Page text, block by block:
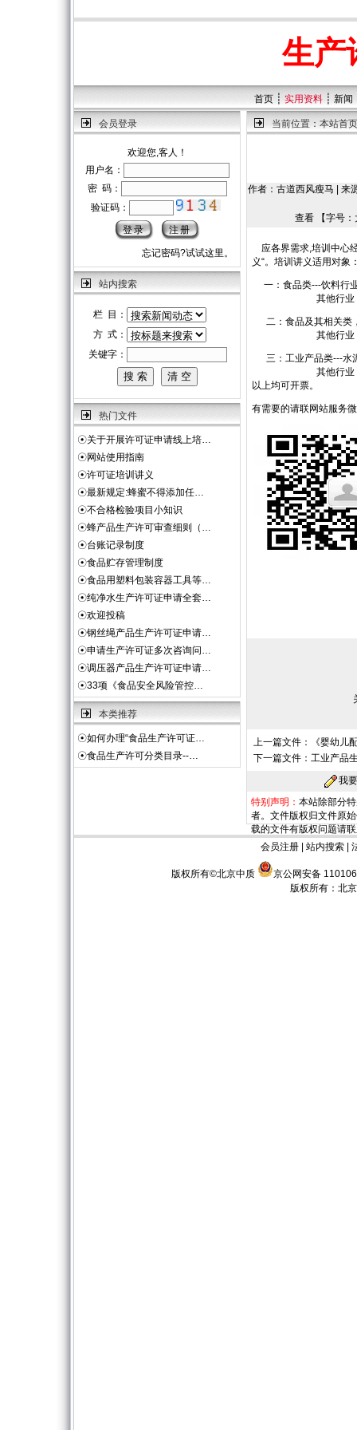
生产
首页 ┊ 实用资料 ┊ 新闻
会员登录
欢迎您,客人！
用户名：
密 码：
验证码：
忘记密码?试试这里。
站内搜索
栏 目：
方 式：
关键字：
热门文件
☉关于开展许可证申请线上培…
☉网站使用指南
☉许可证培训讲义
☉最新规定:蜂蜜不得添加任…
☉不合格检验项目小知识
☉蜂产品生产许可审查细则（…
☉台账记录制度
☉食品贮存管理制度
☉食品用塑料包装容器工具等…
☉纯净水生产许可证申请全套…
☉欢迎投稿
☉钢丝绳产品生产许可证申请…
☉申请生产许可证多次咨询问…
☉调压器产品生产许可证申请…
☉33项《食品安全风险管控…
本类推荐
☉如何办理“食品生产许可证…
☉食品生产许可分类目录--…
当前位置： 本站首页
作者：古道西风瘦马 | 来
查看 【字号：
应各界需求,培训中心
义“。培训讲义适用对象
一：食品类---饮料行
其他行业（乳制
二：食品及其相关类
其他行业，价
三：工业产品类---水
其他行业，价
以上均可开票。
有需要的请联网站服务
上一篇文件：
《婴幼儿
下一篇文件： 工业产品
我
特别声明： 本站除部分
者。文件版权归文件原
载的文件有版权问题请
会员注册| 站内搜索|
版权所有©北京中质
京公网安备
版权所有： 北